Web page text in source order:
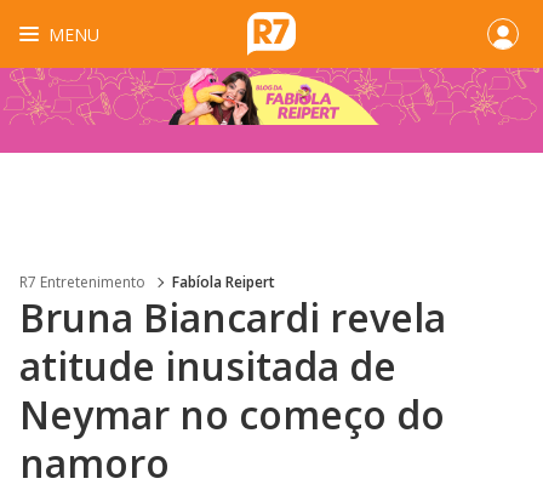
MENU
R7 Entretenimento Fabíola Reipert
Bruna Biancardi revela
atitude inusitada de
Neymar no começo do
namoro